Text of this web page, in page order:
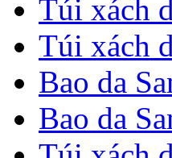
Túi xách
Túi xách
Bao da
Bao da